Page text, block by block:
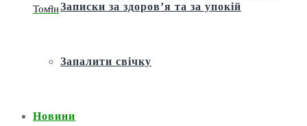
Записки за здоров’я та за упокій
Запалити свічку
Новини
Томін